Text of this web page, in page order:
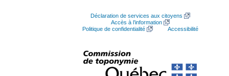
Déclaration de services aux citoyens
Accès à l’information
Politique de confidentialité
Accessibilité